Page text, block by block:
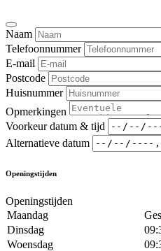
Naam
Telefoonnummer
E-mail
Postcode
Huisnummer
Opmerkingen
Voorkeur datum & tijd
Alternatieve datum
Openingstijden
Openingstijden
Maandag
Dinsdag
Woensdag